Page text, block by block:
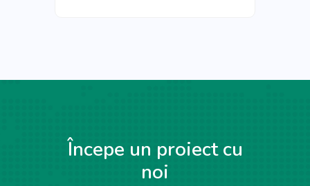
Începe un proiect cu
noi